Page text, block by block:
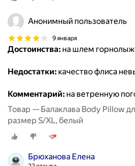
Анонимный пользователь
9 января
Достоинства: на шлем
Недостатки: качество флиса
Комментарий: на ветренную
Товар — Балаклава Body Pillow
размер S/XL, белый
Брюханова Елена